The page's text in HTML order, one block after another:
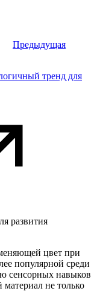
Предыдущая
тренд для
развития
цвет при
популярной среди
сенсорных навыков
не только